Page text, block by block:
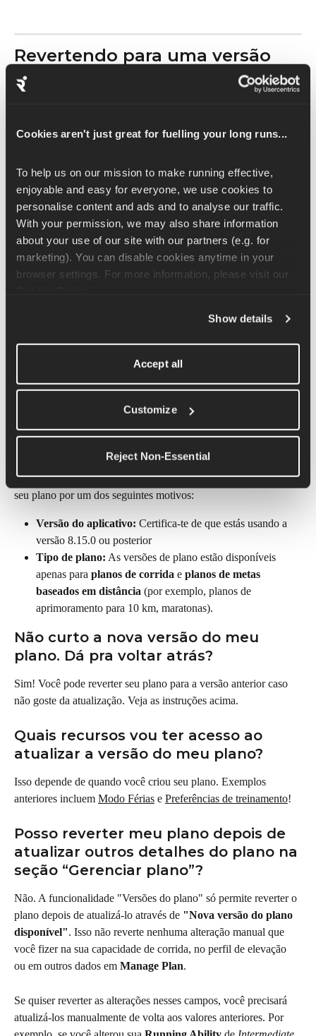
Cookies aren't just great for fuelling your long runs...
To help us on our mission to make running effective,
enjoyable and easy for everyone, we use cookies to
personalise content and ads and to analyse our traffic.
With your permission, we may also share information
about your use of our site with our partners (e.g. for
marketing). You can disable cookies anytime in your
Show details
Accept all
Customize
Reject Non-Essential
Revertendo para uma versão
anterior do plano
Selecione Voltar à versão anterior.
Importante: As versões do plano do só permitem que
você volte para uma versão anterior depois de atualizar
seu plano seguindo os passos acima. O site não permite
que você volte atrás no seu plano depois de ter feito
qualquer alteração manual (por exemplo, atualizar o
seu tempo estimado para os 5 km).
Perguntas frequentes
E se eu não vir “Plano atualizado” ou
“Nova versão do plano disponível” em
“Gerenciar plano”?
Pode ser que você não consiga ver o comprimido da versão do
seu plano por um dos seguintes motivos:
Versão do aplicativo: Certifica-te de que estás usando a
versão 8.15.0 ou posterior
Tipo de plano: As versões de plano estão disponíveis
apenas para planos de corrida e planos de metas
baseados em distância (por exemplo, planos de
aprimoramento para 10 km, maratonas).
Não curto a nova versão do meu
plano. Dá pra voltar atrás?
Sim! Você pode reverter seu plano para a versão anterior caso
não goste da atualização. Veja as instruções acima.
Quais recursos vou ter acesso ao
atualizar a versão do meu plano?
Isso depende de quando você criou seu plano. Exemplos
anteriores incluem Modo Férias e Preferências de treinamento!
Posso reverter meu plano depois de
atualizar outros detalhes do plano na
seção “Gerenciar plano”?
Não. A funcionalidade "Versões do plano" só permite reverter o
plano depois de atualizá-lo através de "Nova versão do plano
disponível". Isso não reverte nenhuma alteração manual que
você fizer na sua capacidade de corrida, no perfil de elevação
ou em outros dados em Manage Plan.
Se quiser reverter as alterações nesses campos, você precisará
atualizá-los manualmente de volta aos valores anteriores. Por